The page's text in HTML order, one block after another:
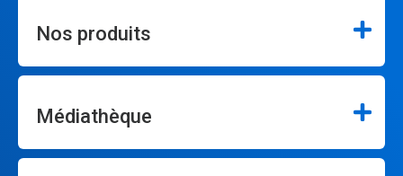
Nos produits
Médiathèque